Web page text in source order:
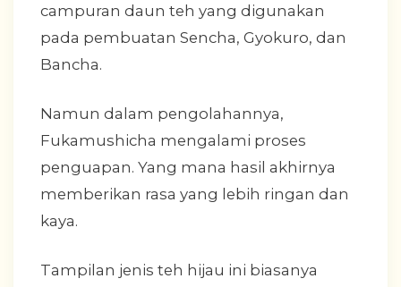
campuran daun teh yang digunakan
pada pembuatan Sencha, Gyokuro, dan
Bancha.
Namun dalam pengolahannya,
Fukamushicha mengalami proses
penguapan. Yang mana hasil akhirnya
memberikan rasa yang lebih ringan dan
kaya.
Tampilan jenis teh hijau ini biasanya